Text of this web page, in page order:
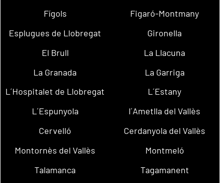
Fígols
Figaró-Montmany
Esplugues de Llobregat
Gironella
El Brull
La Llacuna
La Granada
La Garriga
L´Hospitalet de Llobregat
L´Estany
L´Espunyola
l´Ametlla del Vallès
Cervelló
Cerdanyola del Vallès
Montornès del Vallès
Montmeló
Talamanca
Tagamanent